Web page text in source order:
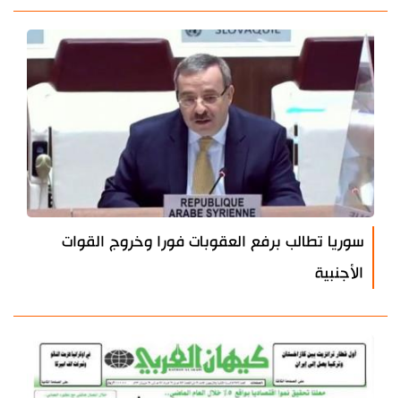
سوريا تطالب برفع العقوبات فورا وخروج القوات
الأجنبية